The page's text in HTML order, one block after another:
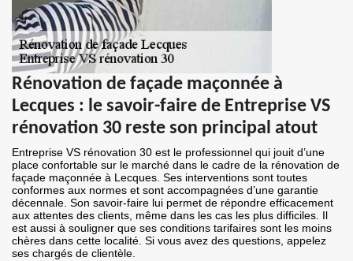
Rénovation de façade maçonnée à
Lecques : le savoir-faire de Entreprise VS
rénovation 30 reste son principal atout
Entreprise VS rénovation 30 est le professionnel qui jouit d’une
place confortable sur le marché dans le cadre de la rénovation de
façade maçonnée à Lecques. Ses interventions sont toutes
conformes aux normes et sont accompagnées d’une garantie
décennale. Son savoir-faire lui permet de répondre efficacement
aux attentes des clients, même dans les cas les plus difficiles. Il
est aussi à souligner que ses conditions tarifaires sont les moins
chères dans cette localité. Si vous avez des questions, appelez
ses chargés de clientèle.